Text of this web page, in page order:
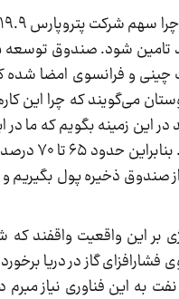
از کجا باید تامین شود.
چینی و فرانسوی امضا
می‌گویند که چرا این
سرمایه‌گذاری
پول بگیریم؛ اگر قرار باشد ۱۲۰ میلیارد
بر این واقعیت واقفند
گاز در دریا
این فناوری نیاز مبرم